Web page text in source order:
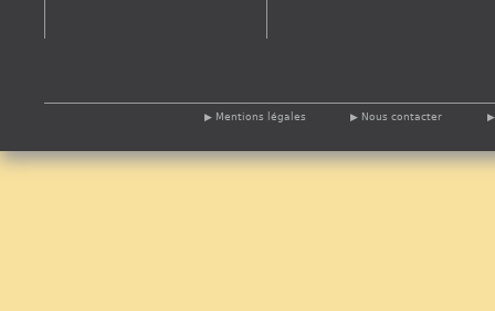
Mentions légales Nous contacter